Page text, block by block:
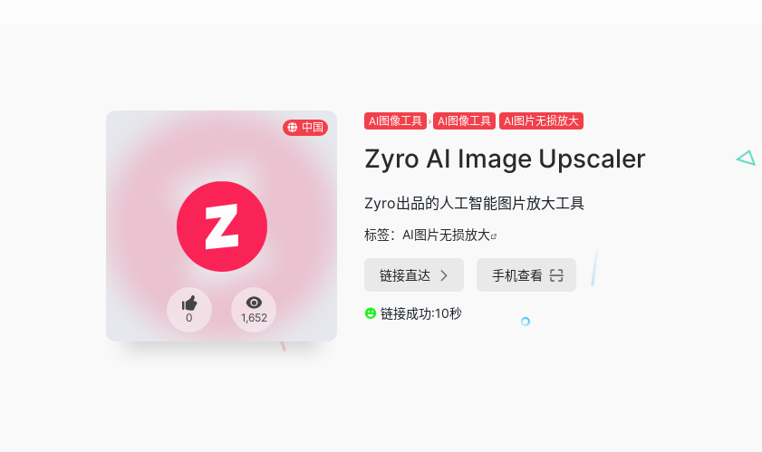
中国
0 1,652
AI图像工具 AI图像工具 AI图片无损放大
Zyro AI Image Upscaler
Zyro出品的人工智能图片放大工具
标签： AI图片无损放大
链接直达 手机查看
链接成功:10秒